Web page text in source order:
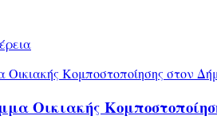
Οικιακής